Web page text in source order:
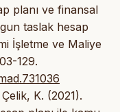
planı ve finansal
taslak hesap
İşletme ve Maliye
129.
K. (2021).